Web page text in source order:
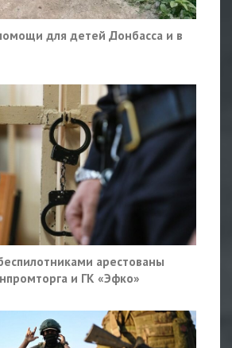
для детей Донбасса и в
арестованы
и ГК «Эфко»